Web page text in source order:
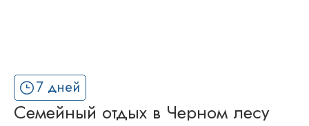
7 дней
Семейный отдых в Черном лесу